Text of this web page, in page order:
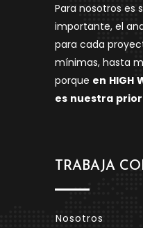
Para nosotros es
importante, el
para cada
mínimas, hasta
porque en HIGH
es nuestra
TRABAJA
Nosotros